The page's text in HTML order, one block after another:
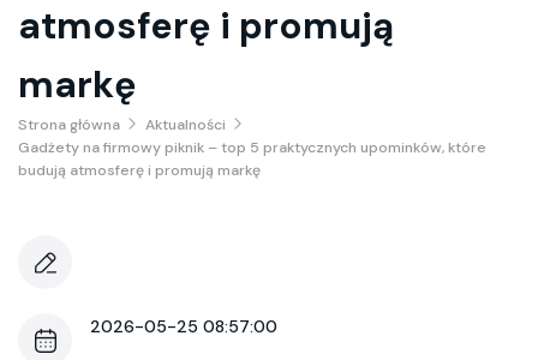
atmosferę i promują
markę
Strona główna
Aktualności
Gadżety na firmowy piknik – top 5 praktycznych upominków, które
budują atmosferę i promują markę
2026-05-25 08:57:00